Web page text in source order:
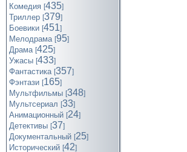
Комедия [435]
Триллер [379]
Боевики [451]
Мелодрама [95]
Драма [425]
Ужасы [433]
Фантастика [357]
Фэнтази [165]
Мультфильмы [348]
Мультсериал [33]
Анимационный [24]
Детективы [37]
Документальный [25]
Исторический [42]